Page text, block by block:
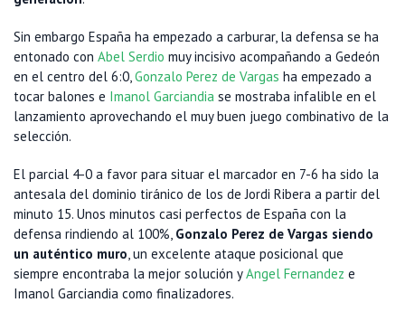
Sin embargo España ha empezado a carburar, la defensa se ha
entonado con Abel Serdio muy incisivo acompañando a Gedeón
en el centro del 6:0,Gonzalo Perez de Vargas ha empezado a
tocar balones e Imanol Garciandia se mostraba infalible en el
lanzamiento aprovechando el muy buen juego combinativo de la
selección.
El parcial 4-0 a favor para situar el marcador en 7-6 ha sido la
antesala del dominio tiránico de los de Jordi Ribera a partir del
minuto 15. Unos minutos casi perfectos de España con la
defensa rindiendo al 100%, Gonzalo Perez de Vargas siendo
un auténtico muro, un excelente ataque posicional que
siempre encontraba la mejor solución yAngel Fernandez e
Imanol Garciandia como finalizadores.